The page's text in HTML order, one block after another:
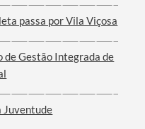
passa por Vila Viçosa
de Gestão Integrada de
Juventude